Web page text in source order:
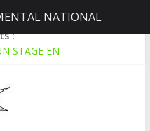
9, 2026
:
STAGE EN
: Benbere montre la voie
de catastrophe nationale
à la protection de
NATIONAL